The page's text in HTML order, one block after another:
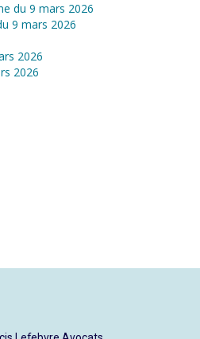
du 9 mars 2026
9 mars 2026
2026
2026